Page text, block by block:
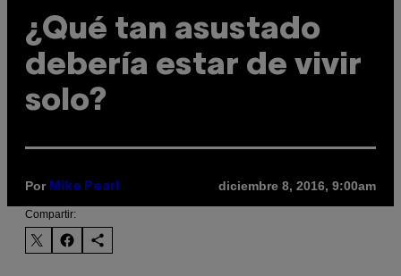
¿Qué tan asustado
debería estar de vivir
solo?
Por Mike Pearl diciembre 8, 2016, 9:00am
Compartir: